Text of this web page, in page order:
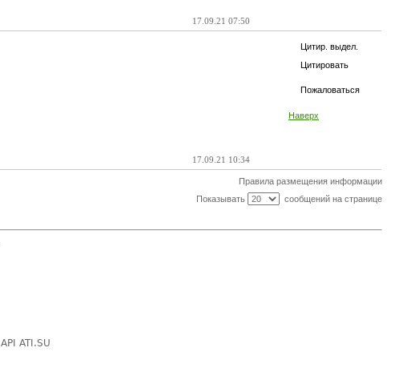
17.09.21 07:50
Цитир. выдел.
Цитировать
Пожаловаться
Наверх
17.09.21 10:34
Правила размещения информации
Показывать
сообщений на странице
API ATI.SU